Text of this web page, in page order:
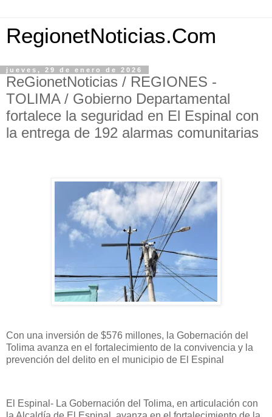
RegionetNoticias.Com
jueves, 29 de enero de 2026
ReGionetNoticias / REGIONES -
TOLIMA / Gobierno Departamental
fortalece la seguridad en El Espinal con
la entrega de 192 alarmas comunitarias
Con una inversión de $576 millones, la Gobernación del
Tolima avanza en el fortalecimiento de la convivencia y la
prevención del delito en el municipio de El Espinal
El Espinal- La Gobernación del Tolima, en articulación con